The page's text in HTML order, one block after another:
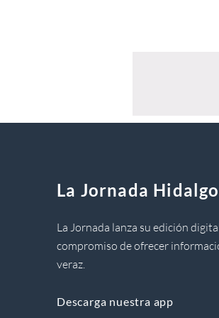
La Jornada Hidalgo
La Jornada lanza su edición
compromiso de ofrecer
veraz.
Descarga nuestra app